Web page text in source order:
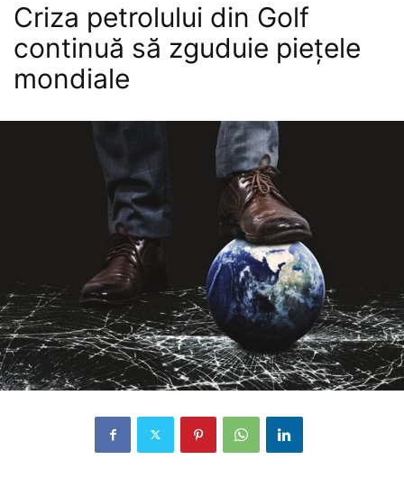
Criza petrolului din Golf
continuă să zguduie piețele
mondiale